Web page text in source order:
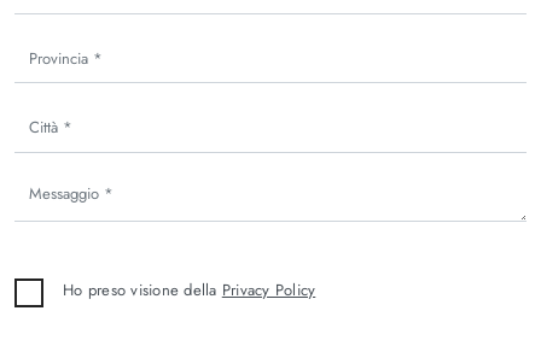
Ho preso visione della Privacy Policy